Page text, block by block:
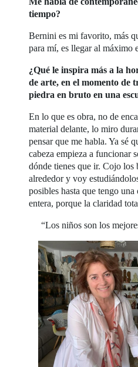
tiempo?
Bernini es mi favorito, más
para mí, es llegar al máximo
¿Qué le inspira más a la
de arte, en el momento de
piedra en bruto en una
En lo que es obra, no de
material delante, lo miro
pensar que me habla. Ya sé
cabeza empieza a funcionar
dónde tienes que ir. Cojo los
alrededor y voy
posibles hasta que tengo
entera, porque la claridad
“Los niños son los